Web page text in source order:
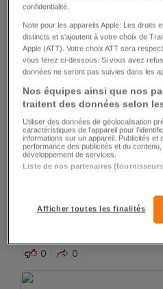
Praljak s'est suicidé
«indétectable»
0 0
La tempête «Carmen»
0 0
confidentialité.
Note pour les appareils Apple: Les droits
distincts et s'ajoutent à votre choix de
Apple (ATT). Votre choix ATT sera
vous ferez ci-dessous. Si vous avez
données ne seront pas suivies dans les
Nos équipes ainsi que nos
traitent des données selon
Utiliser des données de géolocalisation
caractéristiques de l’appareil pour
informations sur un appareil. Publicités
performance des publicités et du contenu,
développement de services.
Liste de nos partenaires
Afficher toutes les finalités